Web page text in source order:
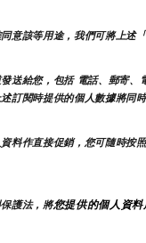
意該等用途，我們可將上述「
送給您，包括 電話、郵寄
訂閱時提供的個人數據將同
料作直接促銷，您可隨時按
護法，將您提供的個人資